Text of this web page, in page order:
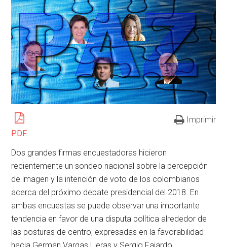
PDF
Imprimir
Dos grandes firmas encuestadoras hicieron
recientemente un sondeo nacional sobre la percepción
de imagen y la intención de voto de los colombianos
acerca del próximo debate presidencial del 2018. En
ambas encuestas se puede observar una importante
tendencia en favor de una disputa política alrededor de
las posturas de centro; expresadas en la favorabilidad